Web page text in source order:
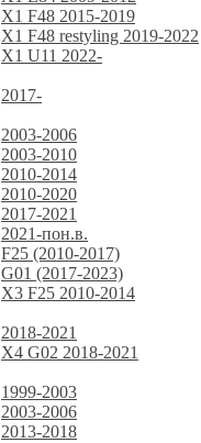
X1 F48 2015-2019
X1 F48 restyling 2019-2022
X1 U11 2022-
2017-
2003-2006
2003-2010
2010-2014
2010-2020
2017-2021
2021-пон.в.
F25 (2010-2017)
G01 (2017-2023)
X3 F25 2010-2014
2018-2021
X4 G02 2018-2021
1999-2003
2003-2006
2013-2018